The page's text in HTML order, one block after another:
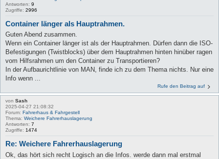
Antworten: 9
Zugriffe: 2996
Container länger als Hauptrahmen.
Guten Abend zusammen.
Wenn ein Container länger ist als der Hauptrahmen. Dürfen dann die ISO-
Befestigungen (Twistblocks) über dem Hauptrahmen hinten hinüber ragen
vom Hilfsrahmen um den Container zu Transportieren?
In der Aufbaurichtlinie von MAN, finde ich zu dem Thema nichts. Nur eine
Info wenn ...
Rufe den Beitrag auf
von Sash
2025-04-27 21:08:32
Forum: Fahrerhaus & Fahrgestell
Thema: Weichere Fahrerhauslagerung
Antworten: 7
Zugriffe: 1474
Re: Weichere Fahrerhauslagerung
Ok, das hört sich recht Logisch an die Infos. werde dann mal erstmal